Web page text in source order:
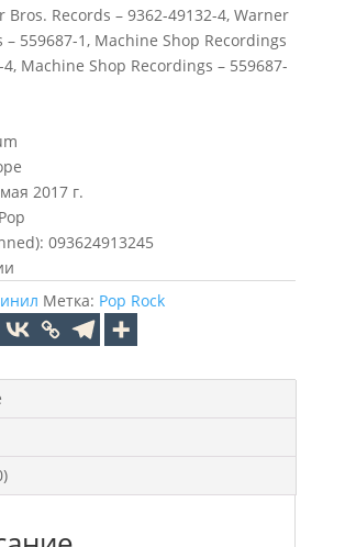
Bros. Records – 9362-49132-4, Warner
– 559687-1, Machine Shop Recordings
4, Machine Shop Recordings – 559687-
2017 г.
093624913245
Метка: Pop Rock